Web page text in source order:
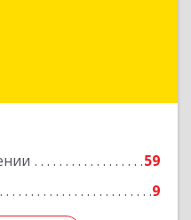
59
9
Боровичский р-н,
ул, дом № 6
Подробнее